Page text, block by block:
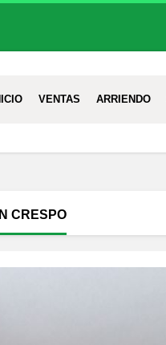
VENTAS ARRIENDO
CRESPO